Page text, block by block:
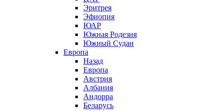
Эритрея
Эфиопия
ЮАР
Южная Родезия
Южный Судан
Европа
Назад
Европа
Австрия
Албания
Андорра
Беларусь